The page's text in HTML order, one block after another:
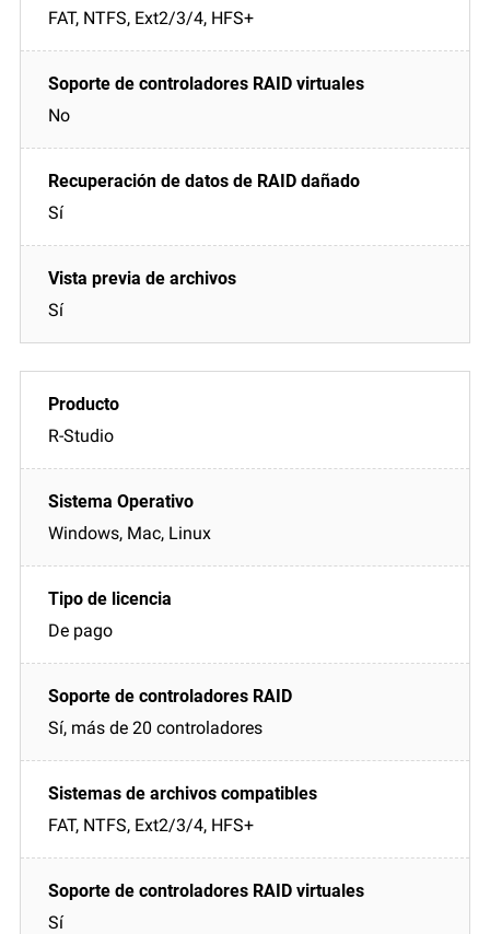
FAT, NTFS, Ext2/3/4, HFS+
No
Sí
Sí
R-Studio
Windows, Mac, Linux
De pago
Sí, más de 20 controladores
FAT, NTFS, Ext2/3/4, HFS+
Sí